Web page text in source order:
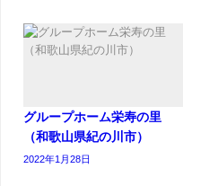
グループホーム栄寿の里
（和歌山県紀の川市）
2022年1月28日